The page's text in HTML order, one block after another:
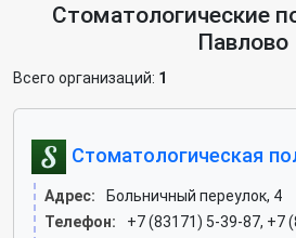
Стоматологические
Павлово
Всего организаций: 1
Стоматологическая
Адрес:
Больничный переулок, 4
Телефон:
+7 (83171) 5-39-87, +7